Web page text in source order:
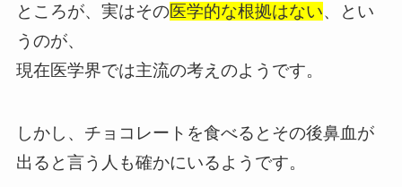
ところが、実はその医学的な根拠はない、とい
うのが、
現在医学界では主流の考えのようです。
しかし、チョコレートを食べるとその後鼻血が
出ると言う人も確かにいるようです。